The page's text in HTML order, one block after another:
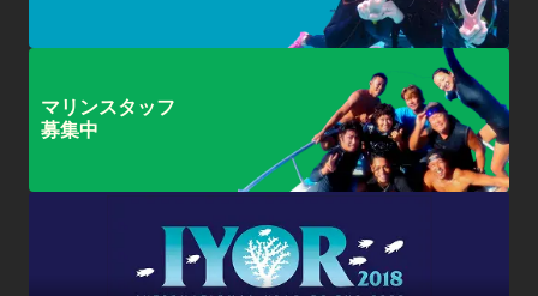
マリンスタッフ
募集中